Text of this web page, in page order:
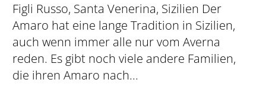
Figli Russo, Santa Venerina, Sizilien Der
Amaro hat eine lange Tradition in Sizilien,
auch wenn immer alle nur vom Averna
reden. Es gibt noch viele andere Familien,
die ihren Amaro nach...